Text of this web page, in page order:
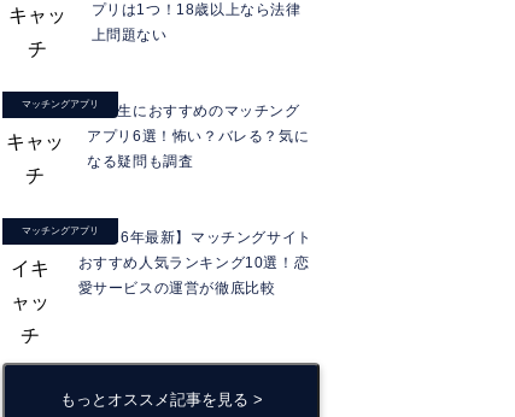
プリは1つ！18歳以上なら法律
上問題ない
マッチングアプリ大学生におすすめのマッチング
アプリ6選！怖い？バレる？気に
なる疑問も調査
マッチングアプリ【2026年最新】マッチングサイト
おすすめ人気ランキング10選！恋
愛サービスの運営が徹底比較
もっとオススメ記事を見る >